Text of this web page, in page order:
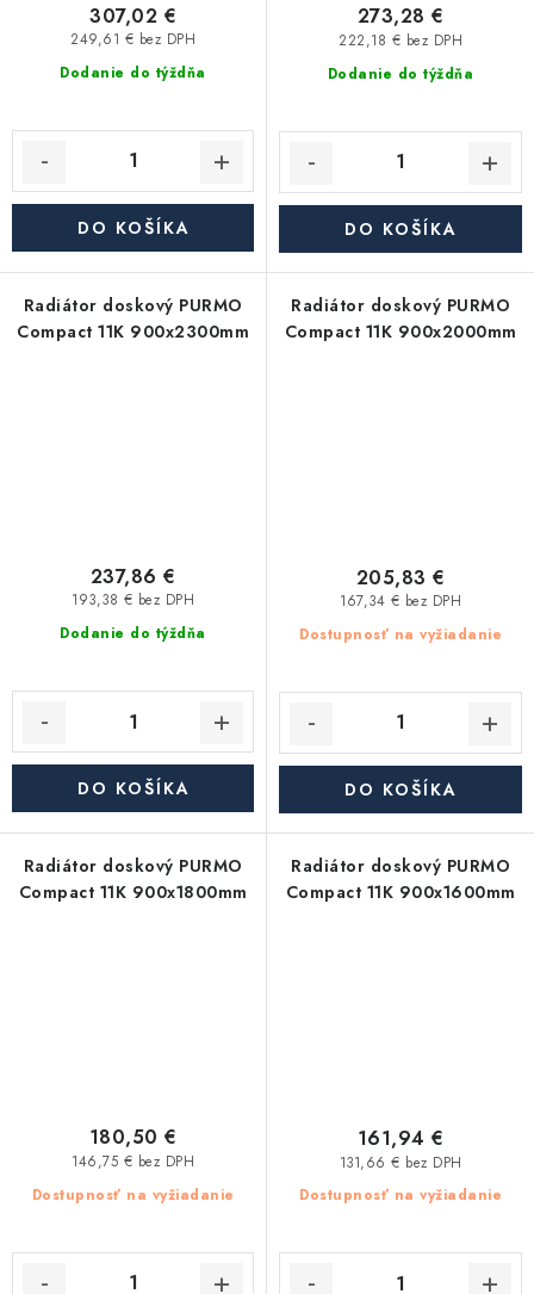
Dodanie do týždňa
249,61 € bez DPH
307,02 €
DO KOŠÍKA
Dodanie do týždňa
222,18 € bez DPH
273,28 €
DO KOŠÍKA
Radiátor doskový PURMO
Compact 11K 900x2300mm
Dodanie do týždňa
193,38 € bez DPH
237,86 €
DO KOŠÍKA
Radiátor doskový PURMO
Compact 11K 900x2000mm
Dostupnosť na vyžiadanie
167,34 € bez DPH
205,83 €
DO KOŠÍKA
Radiátor doskový PURMO
Compact 11K 900x1800mm
Dostupnosť na vyžiadanie
146,75 € bez DPH
180,50 €
Radiátor doskový PURMO
Compact 11K 900x1600mm
Dostupnosť na vyžiadanie
131,66 € bez DPH
161,94 €